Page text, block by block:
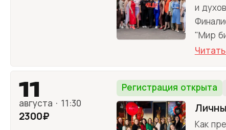
и
"Мир
11
августа · 11:30
2300₽
Регистрация открыта
Как